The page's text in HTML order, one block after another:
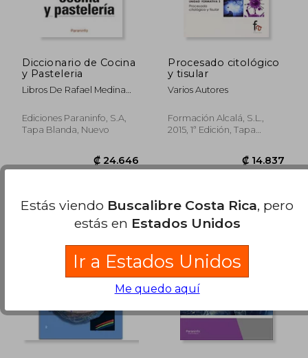
Diccionario de Cocina
y Pasteleria
Libros De Rafael Medina
Ediciones Paraninfo, S.A,
Tapa Blanda, Nuevo
₡ 24.646
Procesado citológico
y tisular
Varios Autores
Formación Alcalá, S.L.,
2015, 1ª Edición, Tapa
₡
Estás viendo Buscalibre Costa Rica, pero
estás en Estados Unidos
Ir a Estados Unidos
Me quedo aquí